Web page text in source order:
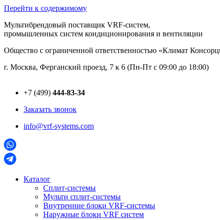
Перейти к содержимому
Мультибрендовый поставщик VRF-cистем,
промышленных систем кондиционирования и вентиляции
Общество с ограниченной ответственностью «Климат
г. Москва, Ферганский проезд, 7 к 6 (Пн-Пт с 09:00 до 18:00)
+7 (499) 444-83-34
Заказать звонок
info@vrf-systems.com
Каталог
Сплит-системы
Мульти сплит-системы
Внутренние блоки VRF-cистемы
Наружные блоки VRF cистем